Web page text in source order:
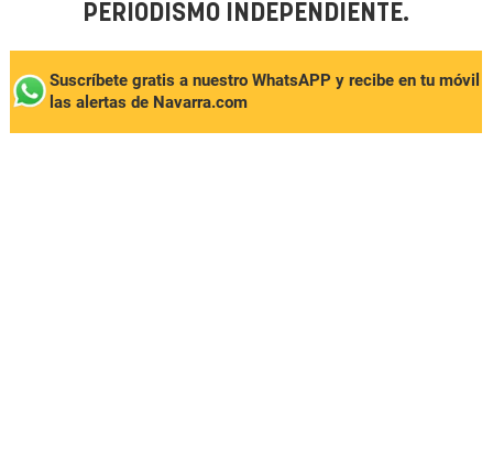
PERIODISMO INDEPENDIENTE.
Suscríbete gratis a nuestro WhatsAPP y recibe en tu móvil
las alertas de Navarra.com